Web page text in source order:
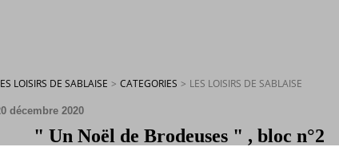
LOISIRS DE SABLAISE > CATEGORIES > LES LOISIRS DE SABLAISE
décembre 2020
" Un Noël de Brodeuses " , bloc n°2